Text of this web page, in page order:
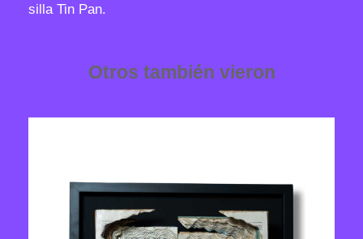
silla Tin Pan.
Otros también vieron